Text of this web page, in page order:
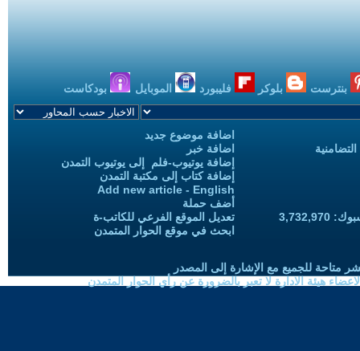
بنترست بلوكر فليبورد الموبايل بودكاست
اضافة موضوع جديد
اضافة خبر
إضافة يوتيوب-فلم إلى يوتيوب التمدن
إضافة كتاب إلى مكتبة التمدن
Add new article - English
أضف حملة
تعديل الموقع الفرعي للكاتب-ة
ابحث في موقع الحوار المتمدن
متاحة للجميع مع الإشارة إلى المصدر
هيئة الادارة لا تعبر بالضرورة عن رأي الحوار المتمدن